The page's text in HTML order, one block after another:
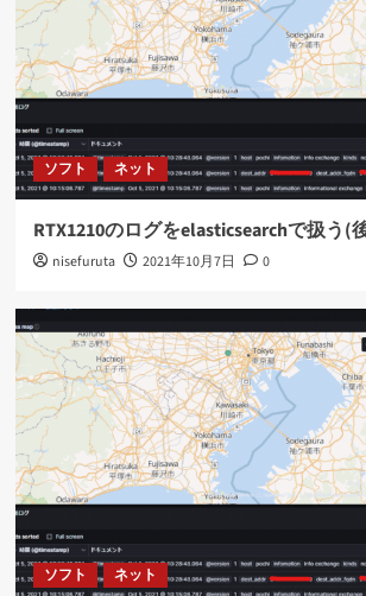
ソフト ネット
RTX1210のログをelasticsearchで扱う(
nisefuruta 2021年10月7日 0
ソフト ネット